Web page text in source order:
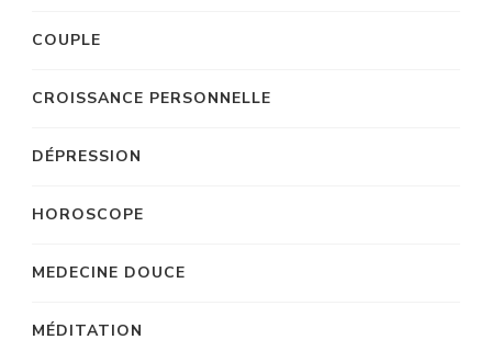
COUPLE
CROISSANCE PERSONNELLE
DÉPRESSION
HOROSCOPE
MEDECINE DOUCE
MÉDITATION